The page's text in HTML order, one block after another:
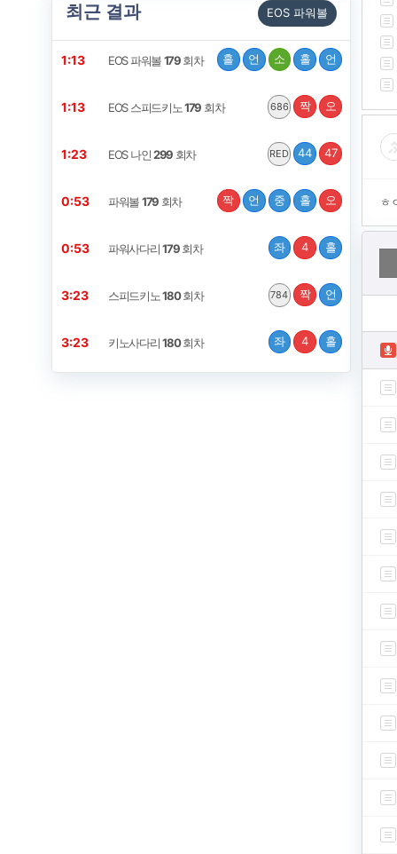
최근 결과 EOS 파워볼
1:13 EOS 파워볼179회차 홀 언 소 홀 언
1:13 EOS 스피드키노179 회차 686 짝 오
1:23 EOS 나인299 회차 RED 44 47
0:53 파워볼179회차 짝 언 중 홀 오
0:53 파워사다리179회차 좌 4 홀
3:23 스피드키노180회차 784 짝 언
3:23 키노사다리180회차 좌 4 홀
ㅎ